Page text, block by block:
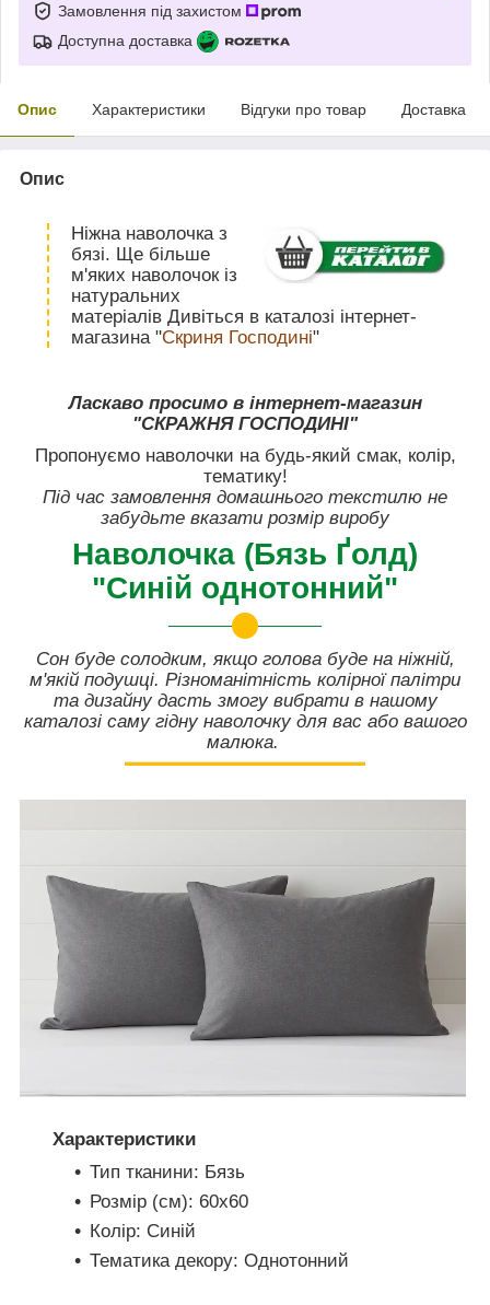
Замовлення під захистом
Доступна доставка
Опис Характеристики Відгуки про товар Доставка
Опис
Ніжна наволочка з
бязі. Ще більше
м'яких наволочок із
натуральних
матеріалів Дивіться в каталозі інтернет-
магазина "Скриня Господині"
Ласкаво просимо в інтернет-магазин
"СКРАЖНЯ ГОСПОДИНІ"
Пропонуємо наволочки на будь-який смак, колір,
тематику!
Під час замовлення домашнього текстилю не
забудьте вказати розмір виробу
Наволочка (Бязь Ґолд)
"Синій однотонний"
Сон буде солодким, якщо голова буде на ніжній,
м'якій подушці. Різноманітність колірної палітри
та дизайну дасть змогу вибрати в нашому
каталозі саму гідну наволочку для вас або вашого
малюка.
Характеристики
Тип тканини: Бязь
Розмір (см): 60х60
Колір: Синій
Тематика декору: Однотонний